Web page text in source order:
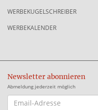
WERBEKUGELSCHREIBER
WERBEKALENDER
Newsletter abonnieren
Abmeldung jederzeit möglich
EMAIL-
ADRESSE